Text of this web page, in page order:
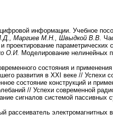
информации. Учебное
Маргиев М.Н., Швыдкой В.В.
и проектирование
О.И. Моделирование нелинейных
состояния и
развития в XXI веке //
состояние конструкций и
// Успехи современной
сигналов системой пассивных
рассеиватель